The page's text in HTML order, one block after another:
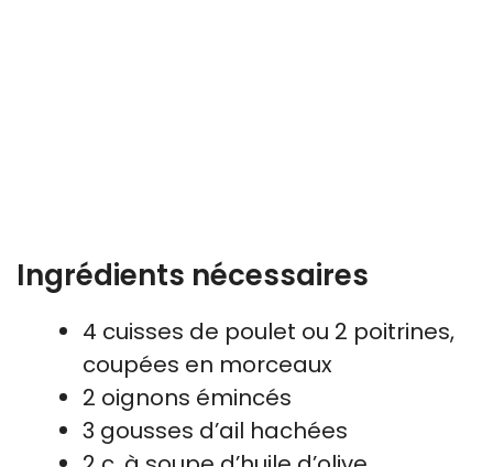
Ingrédients nécessaires
4 cuisses de poulet ou 2 poitrines,
coupées en morceaux
2 oignons émincés
3 gousses d’ail hachées